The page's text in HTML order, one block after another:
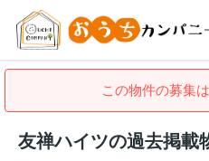
この物件の募集
友禅ハイツの過去掲載